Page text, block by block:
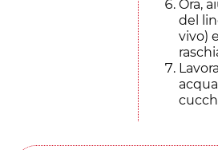
Ora,
del
vivo)